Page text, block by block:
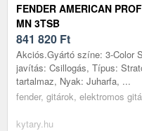
FENDER AMERICAN
MN 3TSB
841 820 Ft
Akciós.Gyártó színe: 3-Color
javítás: Csillogás, Típus:
tartalmaz, Nyak: Juharfa, ...
fender, gitárok, elektromos
kytary.hu